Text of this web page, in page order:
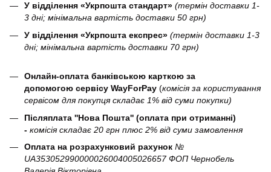
У відділення «Укрпошта стандарт» (термін доставки 1-
3 дні; мінімальна вартість доставки 50 грн)
У відділення «Укрпошта експрес» (термін доставки 1-3
дні; мінімальна вартість доставки 70 грн)
Онлайн-оплата банківською карткою за
допомогою сервісу WayForPay (комісія за користування
сервісом для покупця складає 1% від суми покупки)
Післяплата ''Нова Пошта'' (оплата при отриманні)
- комісія складає 20 грн плюс 2% від суми замовлення
Оплата на розрахунковий рахунок №
UA353052990000026004005026657 ФОП Чернобель